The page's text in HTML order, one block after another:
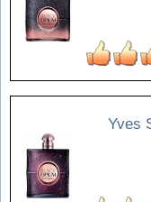
Yves